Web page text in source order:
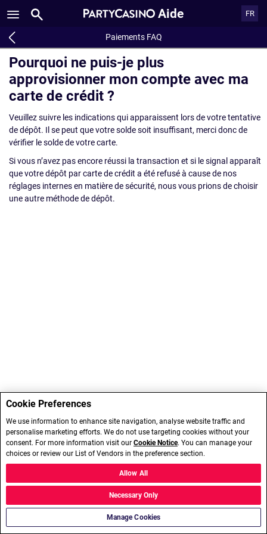
Aide FR
Paiements FAQ
Pourquoi ne puis-je plus
approvisionner mon compte avec ma
carte de crédit ?
Veuillez suivre les indications qui apparaissent lors de votre tentative
de dépôt. Il se peut que votre solde soit insuffisant, merci donc de
vérifier le solde de votre carte.
Si vous n’avez pas encore réussi la transaction et si le signal apparaît
que votre dépôt par carte de crédit a été refusé à cause de nos
réglages internes en matière de sécurité, nous vous prions de choisir
une autre méthode de dépôt.
Cookie Preferences
We use information to enhance site navigation, analyse website traffic and
personalise marketing efforts. We do not use targeting cookies without your
consent. For more information visit our Cookie Notice. You can manage your
choices or review our List of Vendors in the preference section.
Manage Cookies
Necessary Only
Allow All